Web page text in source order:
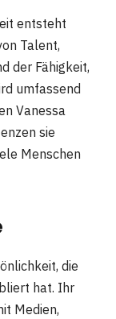
entsteht
Talent,
der Fähigkeit,
umfassend
Vanessa
sie
Menschen
die
hat. Ihr
Medien,